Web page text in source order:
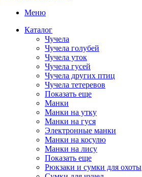
Меню
Каталог
Чучела
Чучела голубей
Чучела уток
Чучела гусей
Чучела других птиц
Чучела тетеревов
Показать еще
Манки
Манки на утку
Манки на гуся
Электронные манки
Манки на косулю
Манки на лису
Показать еще
Рюкзаки и сумки для охоты